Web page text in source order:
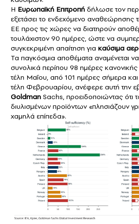
Η Ευρωπαϊκή Επιτροπή δήλωσε τον
εξετάσει το ενδεχόμενο αναθεώρησης
ΕΕ προς τις χώρες να διατηρούν
τουλάχιστον 90 ημέρες, ώστε να
συγκεκριμένη απαίτηση για καύσιμα
Τα παγκόσμια αποθέματα αναμένεται
συνολικά περίπου 98 ημέρες
τέλη Μαΐου, από 101 ημέρες σήμερα
τέλη Φεβρουαρίου, ανέφερε αυτή την
Goldman Sachs, προειδοποιώντας ότι
διυλισμένων προϊόντων «πλησιάζουν
χαμηλά επίπεδα».